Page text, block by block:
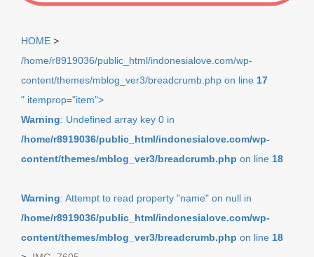
/home/r8919036/public_html/indonesialove.com/wp-
content/themes/mblog_ver3/breadcrumb.phpon line
Warning: Attempt to read property "name" on null in
/home/r8919036/public_html/indonesialove.com/wp-
content/themes/mblog_ver3/breadcrumb.phpon line
>IMG_7605
About me!